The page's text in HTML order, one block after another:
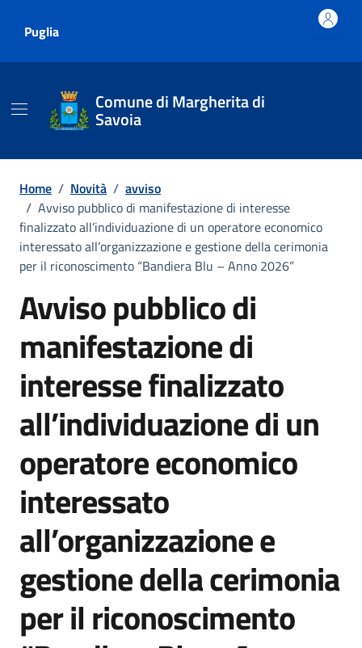
Puglia
Comune di Margherita di
Savoia
Home / Novità / avviso
/ Avviso pubblico di manifestazione di interesse
finalizzato all’individuazione di un operatore economico
interessato all’organizzazione e gestione della cerimonia
per il riconoscimento “Bandiera Blu – Anno 2026”
Avviso pubblico di
manifestazione di
interesse finalizzato
all’individuazione di un
operatore economico
interessato
all’organizzazione e
gestione della cerimonia
per il riconoscimento